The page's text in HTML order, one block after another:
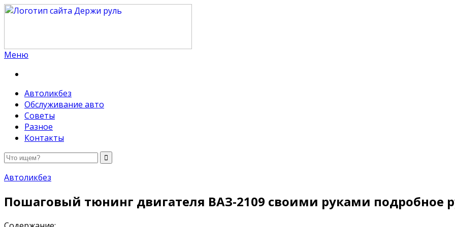
Меню
Автоликбез
Обслуживание авто
Советы
Разное
Контакты
Автоликбез
Пошаговый тюнинг двигателя ВАЗ-2109 своими руками подробное